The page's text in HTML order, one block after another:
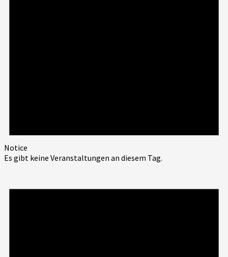
Notice
Es gibt keine Veranstaltungen an diesem Tag.